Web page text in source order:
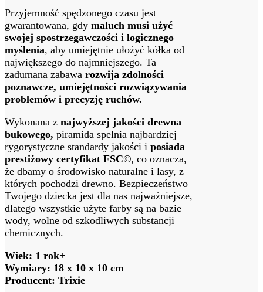
Przyjemność spędzonego czasu jest
gwarantowana, gdy maluch musi użyć
swojej spostrzegawczości i logicznego
myślenia, aby umiejętnie ułożyć kółka od
największego do najmniejszego. Ta
zadumana zabawa rozwija zdolności
poznawcze, umiejętności rozwiązywania
problemów i precyzję ruchów.
Wykonana z najwyższej jakości drewna
bukowego, piramida spełnia najbardziej
rygorystyczne standardy jakości i posiada
prestiżowy certyfikat FSC©, co oznacza,
że dbamy o środowisko naturalne i lasy, z
których pochodzi drewno. Bezpieczeństwo
Twojego dziecka jest dla nas najważniejsze,
dlatego wszystkie użyte farby są na bazie
wody, wolne od szkodliwych substancji
chemicznych.
Wiek: 1 rok+
Wymiary: 18 x 10 x 10 cm
Producent: Trixie